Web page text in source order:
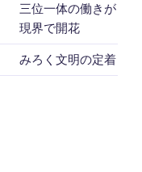
三位一体の働きが
現界で開花
みろく文明の定着